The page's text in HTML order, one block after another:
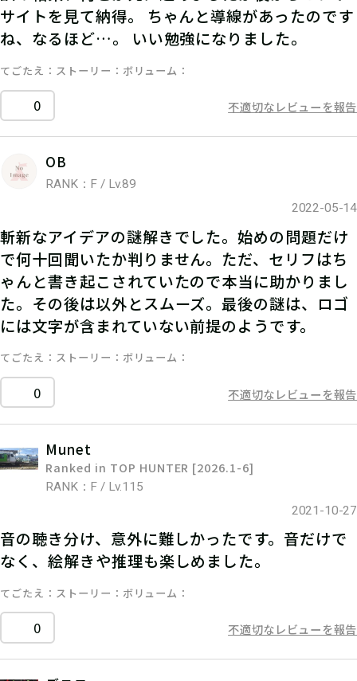
サイトを見て納得。 ちゃんと導線があったのです
ね、なるほど…。 いい勉強になりました。
てごたえ ストーリー ボリューム
0 不適切なレビューを報告
OB
RANK：F / Lv.89
2022-05-14
斬新なアイデアの謎解きでした。始めの問題だけ
で何十回聞いたか判りません。ただ、セリフはち
ゃんと書き起こされていたので本当に助かりまし
た。その後は以外とスムーズ。最後の謎は、ロゴ
には文字が含まれていない前提のようです。
てごたえ ストーリー ボリューム
0 不適切なレビューを報告
Munet
Ranked in TOP HUNTER [2026.1-6]
RANK：F / Lv.115
2021-10-27
音の聴き分け、意外に難しかったです。音だけで
なく、絵解きや推理も楽しめました。
てごたえ ストーリー ボリューム
0 不適切なレビューを報告